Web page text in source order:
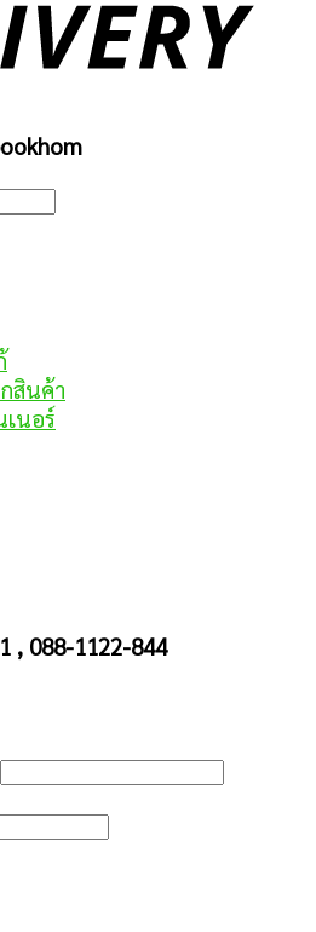
สินค้า
นอร์
, 088-1122-844